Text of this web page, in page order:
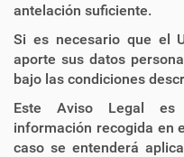
antelación suficiente.
Si es necesario que el
aporte sus datos
bajo las condiciones
Este Aviso Legal es
información recogida en
caso se entenderá